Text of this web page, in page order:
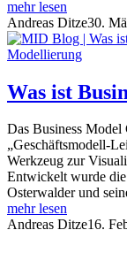
mehr lesen
Andreas Ditze30.
Modellierung
Was ist
Das Business
„Geschäftsmodell-
Werkzeug zur
Entwickelt wurde
Osterwalder und
mehr lesen
Andreas Ditze16.